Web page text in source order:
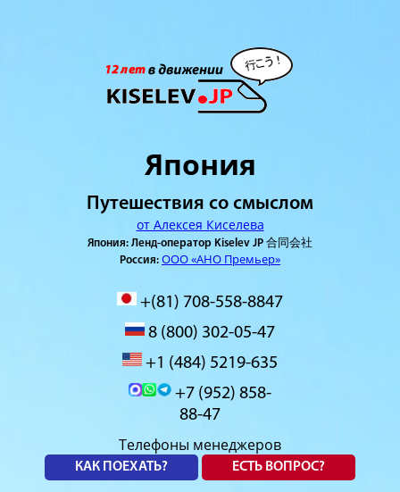
Япония
Путешествия со смыслом
от Алексея Киселева
Япония: Ленд-оператор Kiselev JP 合同会社
Россия: ООО «АНО Премьер»
+(81) 708-558-8847
8 (800) 302-05-47
+1 (484) 5219-635
+7 (952) 858-
88-47
Телефоны менеджеров
КАК ПОЕХАТЬ? ЕСТЬ ВОПРОС?